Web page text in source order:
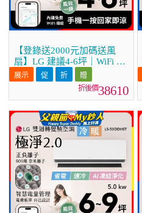
【登錄送2000元加碼送風
扇】LG 建議4-6坪｜WiFi 雙
迴轉變頻空調｜極淨2.0系列
｜AI 氣流 & 奈米離子 (LS-
38610